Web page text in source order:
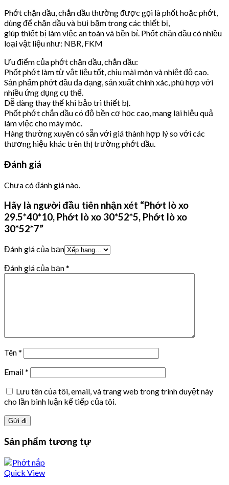
Phớt chặn dầu, chắn dầu thường được gọi là phốt hoặc phớt,
dùng để chặn dầu và bụi bặm trong các thiết bị,
giúp thiết bị làm việc an toàn và bền bỉ. Phốt chặn dầu có nhiều
loại vật liệu như: NBR, FKM
Ưu điểm của phớt chặn dầu, chắn dầu:
Phốt phớt làm từ vật liệu tốt, chịu mài mòn và nhiệt độ cao.
Sản phẩm phớt dầu đa dạng, sản xuất chính xác, phù hợp với
nhiều ứng dụng cụ thể.
Dễ dàng thay thế khi bảo trì thiết bị.
Phốt phớt chắn dầu có độ bền cơ học cao, mang lại hiệu quả
làm việc cho máy móc.
Hàng thường xuyên có sẵn với giá thành hợp lý so với các
thương hiệu khác trên thị trường phớt dầu.
Đánh giá
Chưa có đánh giá nào.
Hãy là người đầu tiên nhận xét “Phớt lò xo
29.5*40*10, Phớt lò xo 30*52*5, Phớt lò xo
30*52*7”
Đánh giá của bạn
Đánh giá của bạn*
Tên*
Email*
Lưu tên của tôi, email, và trang web trong trình duyệt này
cho lần bình luận kế tiếp của tôi.
Sản phẩm tương tự
Quick View